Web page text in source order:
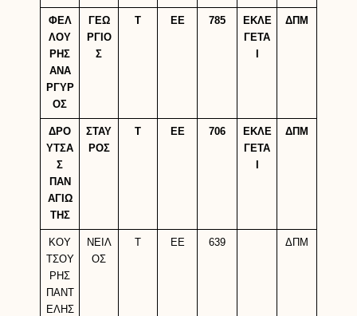
ΦΕΛ
ΛΟΥ
ΡΗΣ
ΑΝΑ
ΡΓΥΡ
ΟΣ
ΓΕΩ
ΡΓΙΟ
Σ
Τ ΕΕ 785
ΕΚΛΕ
ΓΕΤΑ
ΔΠΜ
ΔΡΟ
ΥΤΣΑ
Σ
ΠΑΝ
ΑΓΙΩ
ΤΗΣ
ΣΤΑΥ
ΡΟΣ
Τ ΕΕ 706
ΕΚΛΕ
ΓΕΤΑ
ΔΠΜ
ΚΟΥ
ΤΣΟΥ
ΡΗΣ
ΠΑΝΤ
ΕΛΗΣ
ΝΕΙΛ
ΟΣ
ΕΕ 639 ΔΠΜ